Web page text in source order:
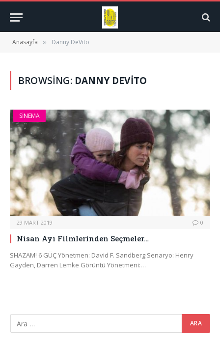
Anasayfa » Danny DeVito
BROWSING: DANNY DEVITO
SINEMA
29 MART 2019 0
Nisan Ayı Filmlerinden Seçmeler…
SHAZAM! 6 GÜÇ Yönetmen: David F. Sandberg Senaryo: Henry
Gayden, Darren Lemke Görüntü Yönetmeni:…